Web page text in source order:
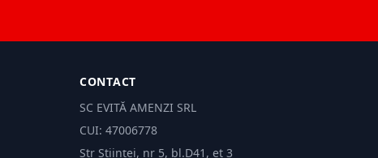
CONTACT
SC EVITĂ AMENZI SRL
CUI: 47006778
Str Științei, nr 5, bl.D41, et 3